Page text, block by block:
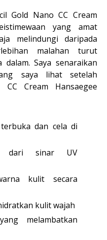
Gold Nano CC Cream
yang amat
melindungi daripada
malahan turut
Saya senaraikan
saya lihat setelah
Cream Hansaegee
dan cela di
dari sinar UV
kulit secara
kulit wajah
melambatkan